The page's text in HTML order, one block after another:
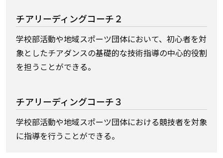
チアリーディングコーチ２
学校部活動や地域スポーツ団体において、初心者を対
象としたチアダンスの基礎的な技術指導の中心的役割
を担うことができる。
チアリーディングコーチ３
学校部活動や地域スポーツ団体における競技者を対象
に指導を行うことができる。